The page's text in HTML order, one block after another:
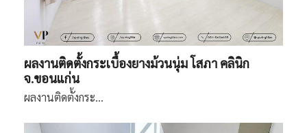
ผลงานติดตั้งกระเบื้องยางม้วนนุ่ม โสภา คลินิก
จ.ขอนแก่น
ผลงานติดตั้งกระ…